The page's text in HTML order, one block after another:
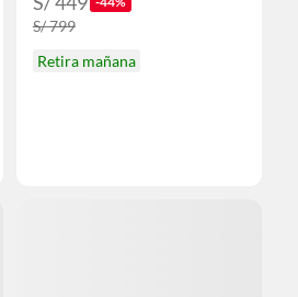
S/ 799
Retira mañana